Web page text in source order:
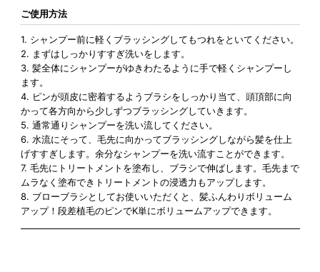
ご使用方法
1. シャンプー前に軽くブラッシングしてもつれをといてください。
2. まずはしっかりすすぎ洗いをします。
3. 髪全体にシャンプーがゆきわたるように手で軽くシャンプーし
ます。
4. ピンが頭皮に密着するようブラシをしっかり当て、頭頂部に向
かって各方向から少しずつブラッシングしていきます。
5. 通常通りシャンプーを洗い流してください。
6. 水流にそって、毛先に向かってブラッシングしながら髪を仕上
げすすぎします。余分なシャンプーを洗い流すことができます。
7. 毛先にトリートメントを塗布し、ブラシで伸ばします。毛先まで
ムラなく塗布できトリートメントの浸透力もアップします。
8. ブローブラシとしてお使いいただくと、髪ふんわりボリューム
アップ！段差植毛のピンでK単にボリュームアップできます。